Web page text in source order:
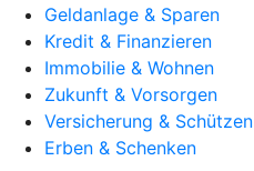
Geldanlage & Sparen
Kredit & Finanzieren
Immobilie & Wohnen
Zukunft & Vorsorgen
Versicherung & Schützen
Erben & Schenken